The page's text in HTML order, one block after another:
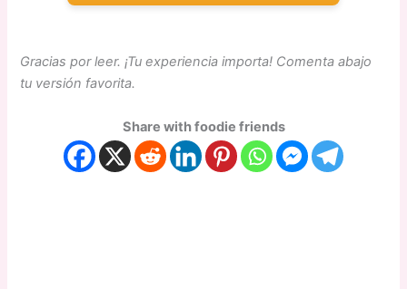
Gracias por leer. ¡Tu experiencia importa! Comenta abajo
tu versión favorita.
Share with foodie friends